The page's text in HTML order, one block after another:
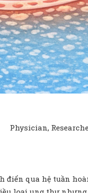
Physician,
qua hệ tuần